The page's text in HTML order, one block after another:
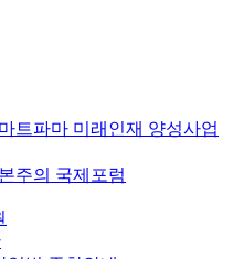
트파마 미래인재 양성사업
주의 국제포럼